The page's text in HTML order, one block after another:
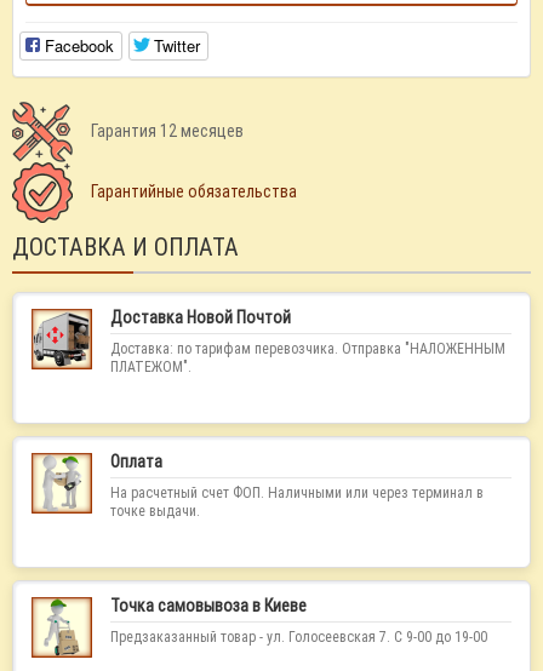
Facebook Twitter
Гарантия 12 месяцев
Гарантийные обязательства
ДОСТАВКА И ОПЛАТА
Доставка Новой Почтой
Доставка: по тарифам перевозчика. Отправка "НАЛОЖЕННЫМ
ПЛАТЕЖОМ".
Оплата
На расчетный счет ФОП. Наличными или через терминал в
точке выдачи.
Точка самовывоза в Киеве
Предзаказанный товар - ул. Голосеевская 7. С 9-00 до 19-00